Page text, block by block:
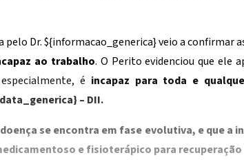
pelo Dr.${informacao_generica}veio a confirmar
ao trabalho. O Perito evidenciou que ele
é incapaz para toda e
– DII.
se encontra em fase evolutiva, e que a
e fisioterápico para